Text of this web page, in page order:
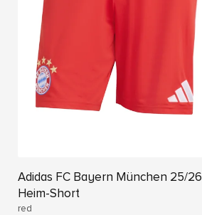
Adidas FC Bayern München 25/26
Heim-Short
red